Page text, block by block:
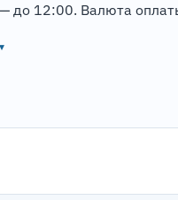
до 12:00. Валюта
▾